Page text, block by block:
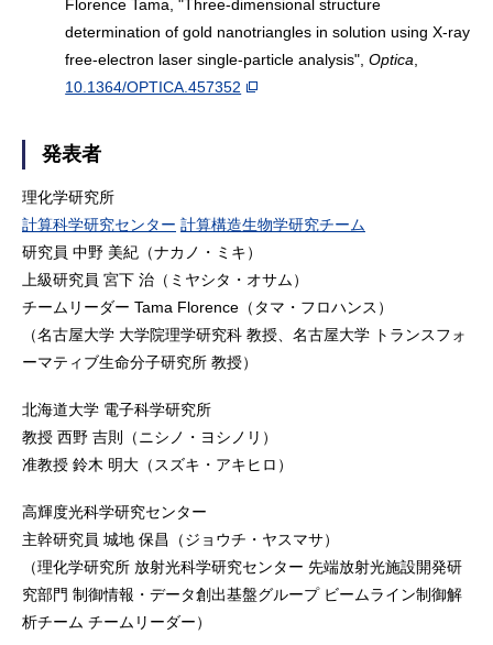
Florence Tama, "Three-dimensional structure
determination of gold nanotriangles in solution using X-ray
free-electron laser single-particle analysis",Optica,
10.1364/OPTICA.457352
発表者
理化学研究所
計算科学研究センター 計算構造生物学研究チーム
研究員 中野 美紀（ナカノ・ミキ）
上級研究員 宮下 治（ミヤシタ・オサム）
チームリーダー Tama Florence（タマ・フロハンス）
（名古屋大学 大学院理学研究科 教授、名古屋大学 トランスフォ
ーマティブ生命分子研究所 教授）
北海道大学 電子科学研究所
教授 西野 吉則（ニシノ・ヨシノリ）
准教授 鈴木 明大（スズキ・アキヒロ）
高輝度光科学研究センター
主幹研究員 城地 保昌（ジョウチ・ヤスマサ）
（理化学研究所 放射光科学研究センター 先端放射光施設開発研
究部門 制御情報・データ創出基盤グループ ビームライン制御解
析チーム チームリーダー）